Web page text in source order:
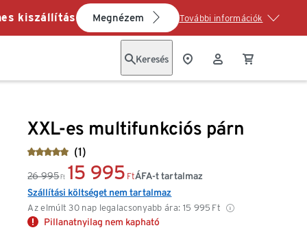
kiszállítás Megnézem További információk
Keresés
XXL-es multifunkciós párn
(1)
26 995 Ft 15 995 Ft
Az elmúlt 30 nap legalacsonyabb ára: 15 995 Ft
ÁFA-t tartalmaz
Szállítási költséget nem tartalmaz
Pillanatnyilag nem kapható